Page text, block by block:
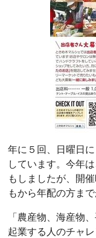
年に５回、日曜日
しています。今年
もしましたが、開
もから年配の方ま
「農産物、海産物
起業する人のチャ